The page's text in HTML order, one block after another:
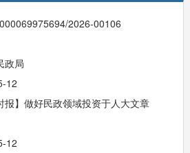
2026-00106
政局
12
报】做好民政领域投资于人大文章
12